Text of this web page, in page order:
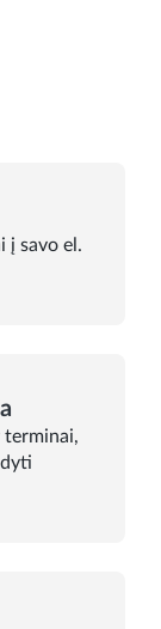
į savo el.
terminai,